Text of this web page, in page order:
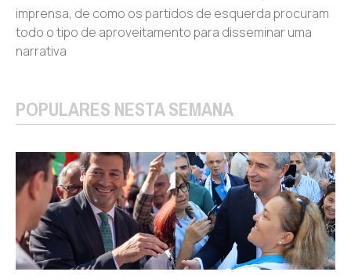
imprensa, de como os partidos de esquerda procuram
todo o tipo de aproveitamento para disseminar uma
narrativa
POPULARES NESTA SEMANA